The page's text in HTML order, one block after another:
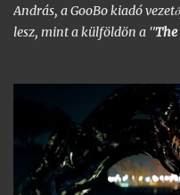
András, a GooBo kiadó
lesz, mint a külföldön a "The
életpályájáról, egy róla
Hazánkban már volt
figurákkal, de az a kísérlet
a sorozatot. A kiadó ezúttal
pedig már nem is kell